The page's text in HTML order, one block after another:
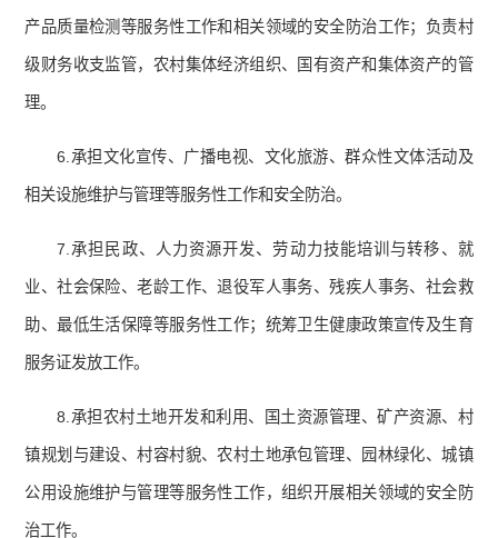
产品质量检测等服务性工作和相关领域的安全防治工作；负责村
级财务收支监管，农村集体经济组织、国有资产和集体资产的管
理。
6.承担文化宣传、广播电视、文化旅游、群众性文体活动及
相关设施维护与管理等服务性工作和安全防治。
7.承担民政、人力资源开发、劳动力技能培训与转移、就
业、社会保险、老龄工作、退役军人事务、残疾人事务、社会救
助、最低生活保障等服务性工作；统筹卫生健康政策宣传及生育
服务证发放工作。
8.承担农村土地开发和利用、国土资源管理、矿产资源、村
镇规划与建设、村容村貌、农村土地承包管理、园林绿化、城镇
公用设施维护与管理等服务性工作，组织开展相关领域的安全防
治工作。